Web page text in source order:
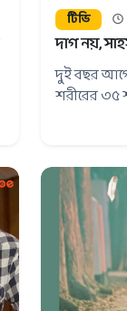
টিভি
দাগ নয়,
দুই বছর
শরীরের ৩৫